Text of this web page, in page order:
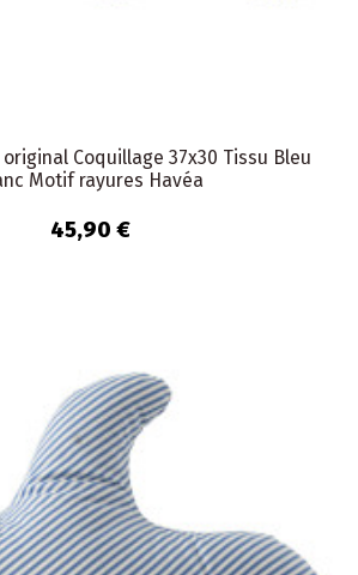
Coquillage 37x30 Tissu Bleu
Motif rayures Havéa
45,90 €